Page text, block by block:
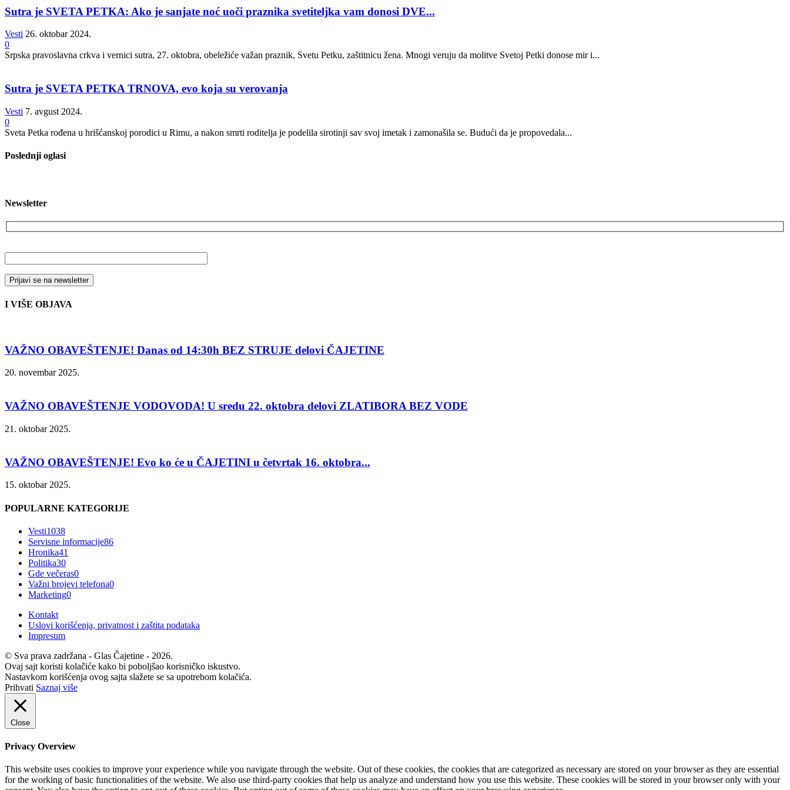
Sutra je SVETA PETKA: Ako je sanjate noć uoči praznika svetiteljka vam donosi DVE...
Vesti 26. oktobar 2024.
0
Srpska pravoslavna crkva i vernici sutra, 27. oktobra, obeležiće važan praznik, Svetu Petku, zaštitnicu žena. Mnogi veruju da molitve Svetoj Petki donose mir i...
Sutra je SVETA PETKA TRNOVA, evo koja su verovanja
Vesti 7. avgust 2024.
0
Sveta Petka rođena u hrišćanskoj porodici u Rimu, a nakon smrti roditelja je podelila sirotinji sav svoj imetak i zamonašila se. Budući da je propovedala...
Poslednji oglasi
Newsletter
I VIŠE OBJAVA
VAŽNO OBAVEŠTENJE! Danas od 14:30h BEZ STRUJE delovi ČAJETINE
20. novembar 2025.
VAŽNO OBAVEŠTENJE VODOVODA! U sredu 22. oktobra delovi ZLATIBORA BEZ VODE
21. oktobar 2025.
VAŽNO OBAVEŠTENJE! Evo ko će u ČAJETINI u četvrtak 16. oktobra...
15. oktobar 2025.
POPULARNE KATEGORIJE
Vesti1038
Servisne informacije86
Hronika41
Politika30
Gde večeras0
Važni brojevi telefona0
Marketing0
Kontakt
Uslovi korišćenja, privatnost i zaštita podataka
Impresum
© Sva prava zadržana - Glas Čajetine - 2026.
Ovaj sajt koristi kolačiće kako bi poboljšao korisničko iskustvo.
Nastavkom korišćenja ovog sajta slažete se sa upotrebom kolačića.
Prihvati Saznaj više
Close
Privacy Overview
This website uses cookies to improve your experience while you navigate through the website. Out of these cookies, the cookies that are categorized as necessary are stored on your browser as they are essential
for the working of basic functionalities of the website. We also use third-party cookies that help us analyze and understand how you use this website. These cookies will be stored in your browser only with your